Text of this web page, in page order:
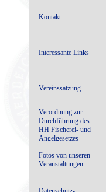
Kontakt
Interessante Links
Vereinssatzung
Verordnung zur
Durchführung des
HH Fischerei- und
Angelgesetzes
Fotos von unseren
Veranstaltungen